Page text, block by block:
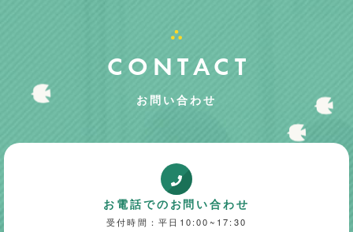
CONTACT
お問い合わせ
お電話でのお問い合わせ
受付時間：平日10:00~17:30